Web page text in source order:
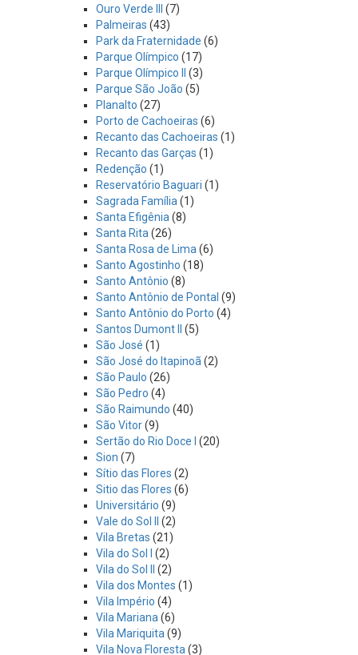
Ouro Verde III
(7)
Palmeiras (43)
Park da Fraternidade (6)
Parque Olímpico (17)
Parque Olímpico II
(3)
Parque São João (5)
Planalto (27)
Porto de Cachoeiras (6)
Recanto das Cachoeiras (1)
Recanto das Garças (1)
Redenção (1)
Reservatório Baguari (1)
Sagrada Família (1)
Santa Efigênia (8)
Santa Rita (26)
Santa Rosa de Lima (6)
Santo Agostinho (18)
Santo Antônio (8)
Santo Antônio de Pontal (9)
Santo Antônio do Porto (4)
Santos Dumont II
(5)
São José (1)
São José do Itapinoã (2)
São Paulo (26)
São Pedro (4)
São Raimundo (40)
São Vitor(9)
Sertão do Rio Doce I
(20)
Sion (7)
Sítio das Flores (2)
Sitio das Flores (6)
Universitário (9)
Vale do Sol II
(2)
Vila Bretas (21)
Vila do Sol I
(2)
Vila do Sol II
(2)
Vila dos Montes (1)
Vila Império (4)
Vila Mariana (6)
Vila Mariquita (9)
Vila Nova Floresta (3)